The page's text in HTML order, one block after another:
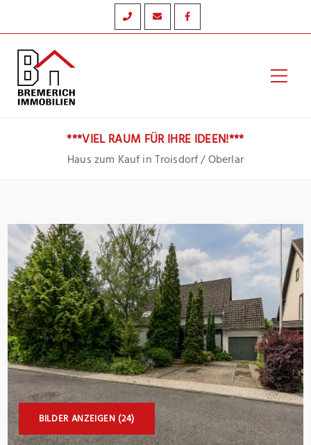
Inhalt
springen
***VIEL RAUM FÜR IHRE IDEEN!***
Haus zum Kauf in Troisdorf / Oberlar
BILDER ANZEIGEN (24)